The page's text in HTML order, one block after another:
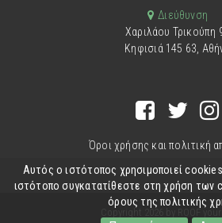
Αυτός ο ιστότοπος χρησιμοποιεί
ιστότοπο συγκατατίθεστε στη χρήση
όρους της πολιτικής
Διεύθυνση
Χαριλάου Τρικούπη
Κηφισιά 145 63,
Όροι χρήσης και πολιτική
Copyright 2026 by ROOF your